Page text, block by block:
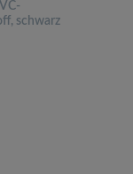
schwarz